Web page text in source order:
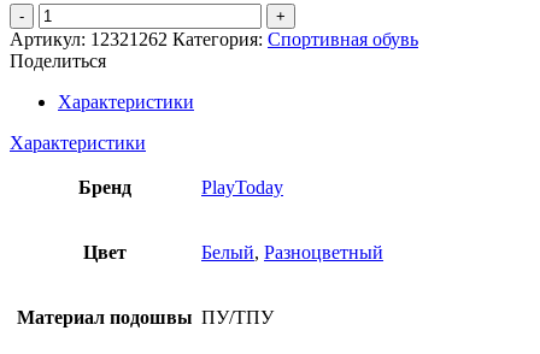
Количество
товара
Кеды
для
девочки
Артикул: 12321262 Категория: Спортивная обувь
Поделиться
Характеристики
Характеристики
Бренд PlayToday
Цвет Белый, Разноцветный
Материал подошвы ПУ/ТПУ